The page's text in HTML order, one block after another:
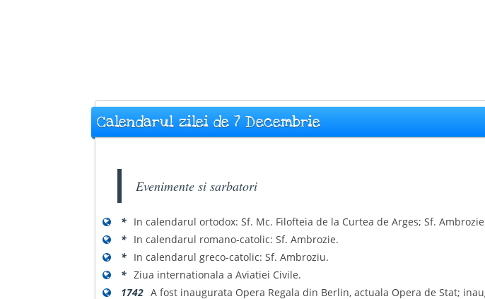
Calendarul zilei de 7 Decembrie
Evenimente si sarbatori
* In calendarul ortodox: Sf. Mc. Filofteia de la Curtea de Arges; Sf.
* In calendarul romano-catolic: Sf. Ambrozie.
* In calendarul greco-catolic: Sf. Ambroziu.
* Ziua internationala a Aviatiei Civile.
1742 A fost inaugurata Opera Regala din Berlin, actuala Opera de Stat;